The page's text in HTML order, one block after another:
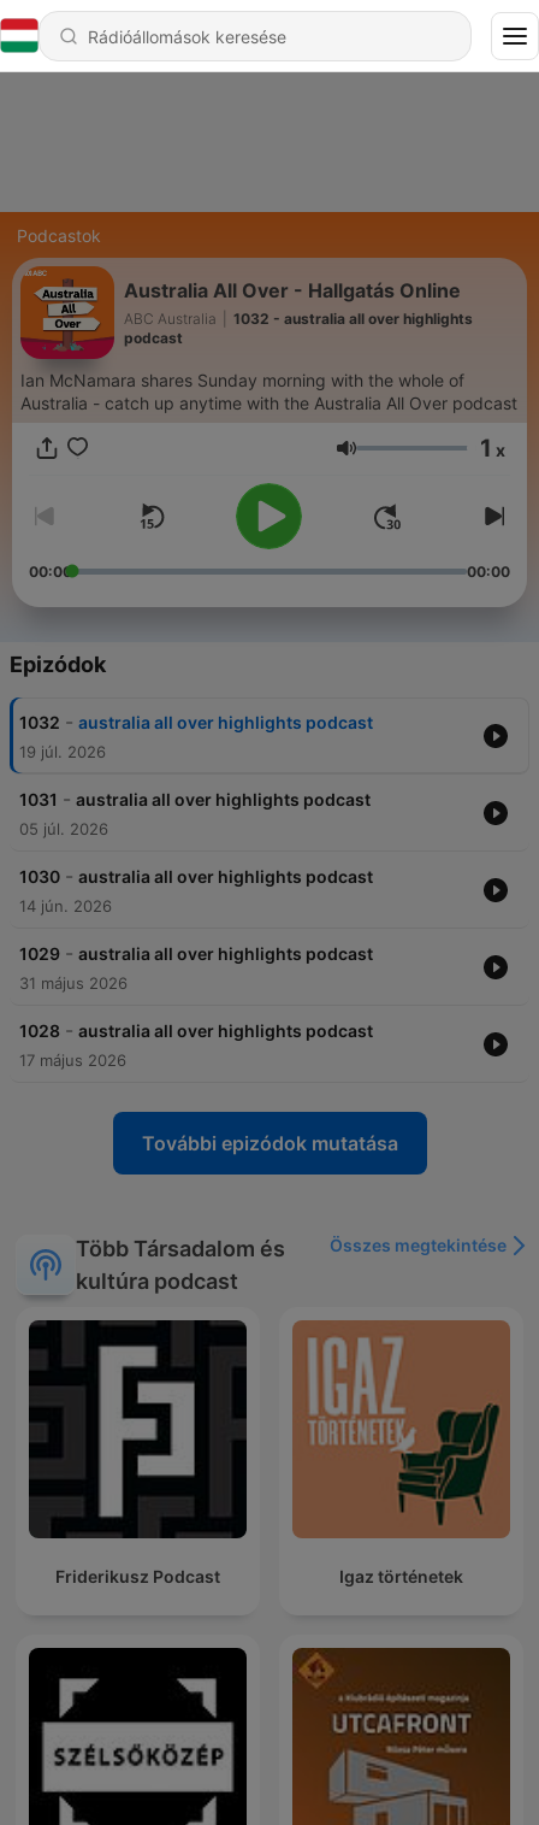
Podcastok
Australia All Over - Hallgatás Online
ABC Australia
1032 - australia all over highlights
podcast
Ian McNamara shares Sunday morning with the whole of
Australia - catch up anytime with the Australia All Over podcast
Hangerő 1 x
00:00 00:00
Epizódok
1032 - australia all over highlights podcast
19 júl. 2026
1031 - australia all over highlights podcast
05 júl. 2026
1030 - australia all over highlights podcast
14 jún. 2026
1029 - australia all over highlights podcast
31 május 2026
1028 - australia all over highlights podcast
17 május 2026
További epizódok mutatása
Több Társadalom és
kultúra podcast
Összes megtekintése
Friderikusz Podcast Igaz történetek